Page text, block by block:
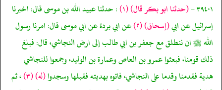
٣٩٤٠١ - (حدثنا ابو بكر قال)(١) : حدثنا عبيد الله بن موسى قال: اخبرنا
إسرائيل عن ابي(إسحاق)(٢) عن ابي بردة عن ابي موسى قال: امرنا رسول
الله ﷺ ان ننطلق مع جعفر بن ابي طالب إلى ارض النجاشي، قال: فبلغ
ذلك قومنا، فبعثوا عمرو بن العاص وعمارة بن الوليد، وجمعوا للنجاشي
هدية فقدمنا وقدما على النجاشي، فاتوه بهديته فقبلها وسجدوا(له)(٣) ، ثم